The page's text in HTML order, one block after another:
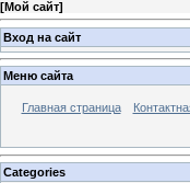
[Мой сайт]
Вход на сайт
Меню сайта
Главная страница
Categories